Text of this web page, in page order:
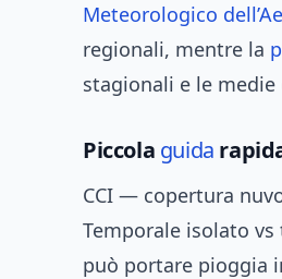
Meteorologico
regionali, mentre la
stagionali e le
Piccola guida
CCI — copertura
Temporale isolato
può portare pioggia